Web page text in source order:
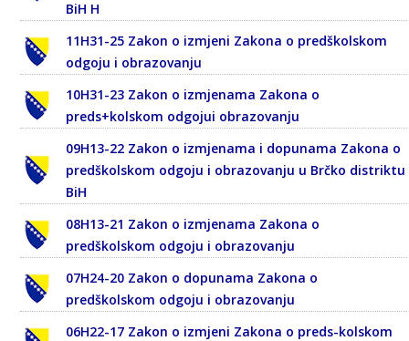
BiH H
11H31-25 Zakon o izmjeni Zakona o predškolskom
odgoju i obrazovanju
10H31-23 Zakon o izmjenama Zakona o
preds+kolskom odgojui obrazovanju
09H13-22 Zakon o izmjenama i dopunama Zakona o
predškolskom odgoju i obrazovanju u Brčko distriktu
BiH
08H13-21 Zakon o izmjenama Zakona o
predškolskom odgoju i obrazovanju
07H24-20 Zakon o dopunama Zakona o
predškolskom odgoju i obrazovanju
06H22-17 Zakon o izmjeni Zakona o preds-kolskom